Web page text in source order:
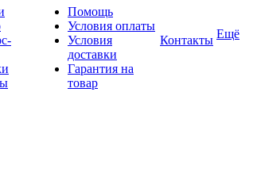
Помощь
Условия оплаты
Условия
доставки
Гарантия на
товар
Контакты Ещё